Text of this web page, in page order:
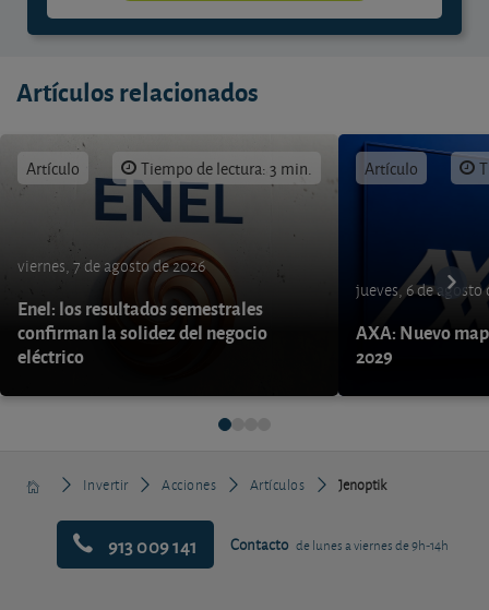
Artículos relacionados
Artículo Tiempo de lectura: 3 min.
viernes, 7 de agosto de 2026
Enel: los resultados semestrales
confirman la solidez del negocio
eléctrico
Artículo
jueves, 6 de agosto
AXA: Nuevo
2029
Invertir Acciones Artículos Jenoptik
913 009 141 Contacto de lunes a viernes de 9h-14h